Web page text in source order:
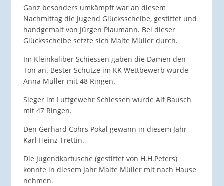
Ganz besonders umkämpft war an diesem
Nachmittag die Jugend Glücksscheibe, gestiftet und
handgemalt von Jürgen Plaumann. Bei dieser
Glücksscheibe setzte sich Malte Müller durch.
Im Kleinkaliber Schiessen gaben die Damen den
Ton an. Bester Schütze im KK Wettbewerb wurde
Anna Müller mit 48 Ringen.
Sieger im Luftgewehr Schiessen wurde Alf Bausch
mit 47 Ringen.
Den Gerhard Cohrs Pokal gewann in diesem Jahr
Karl Heinz Trettin.
Die Jugendkartusche (gestiftet von H.H.Peters)
konnte in diesem Jahr Malte Müller mit nach Hause
nehmen.